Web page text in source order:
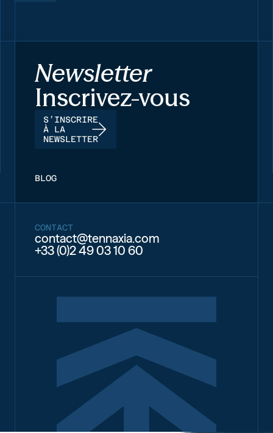
Newsletter
Inscrivez-vous
S’INSCRIRE
À LA
NEWSLETTER
BLOG
CONTACT
contact@tennaxia.com
+33 (0)2 49 03 10 60